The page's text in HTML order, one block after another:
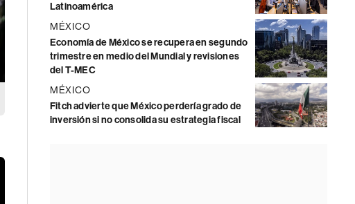
Latinoamérica
MÉXICO
Economía de México se recupera en segundo
trimestre en medio del Mundial y revisiones
del T-MEC
MÉXICO
Fitch advierte que México perdería grado de
inversión si no consolida su estrategia fiscal